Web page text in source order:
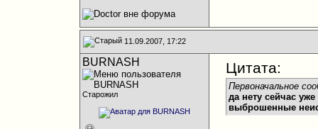
11.09.2007, 17:22
BURNASH
Старожил
Цитата:
Первоначальное
да нету сейчас
выброшенные